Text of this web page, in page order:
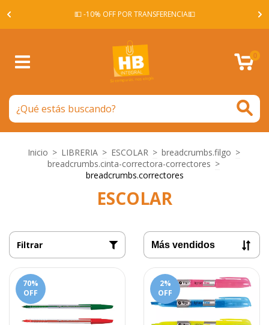
💵 -10% OFF POR TRANSFERENCIA💵
0
Inicio > LIBRERIA > ESCOLAR > breadcrumbs.filgo >
breadcrumbs.cinta-correctora-correctores >
breadcrumbs.correctores
ESCOLAR
Filtrar
70%
OFF
2%
OFF